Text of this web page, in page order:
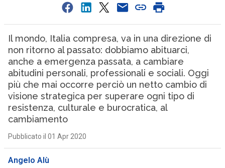
Il mondo, Italia compresa, va in una direzione di
non ritorno al passato: dobbiamo abituarci,
anche a emergenza passata, a cambiare
abitudini personali, professionali e sociali. Oggi
più che mai occorre perciò un netto cambio di
visione strategica per superare ogni tipo di
resistenza, culturale e burocratica, al
cambiamento
Pubblicato il 01 Apr 2020
Angelo Alù